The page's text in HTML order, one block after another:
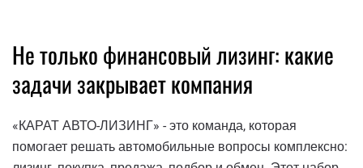
Не только финансовый лизинг: какие
задачи закрывает компания
«КАРАТ АВТО-ЛИЗИНГ» - это команда, которая
помогает решать автомобильные вопросы комплексно: